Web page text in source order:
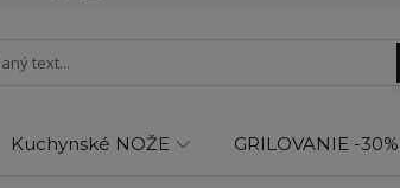
Kuchynské NOŽE GRILOVANIE -30%